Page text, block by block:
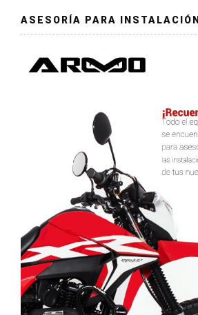
ASESORÍA PARA INSTALACIÓN